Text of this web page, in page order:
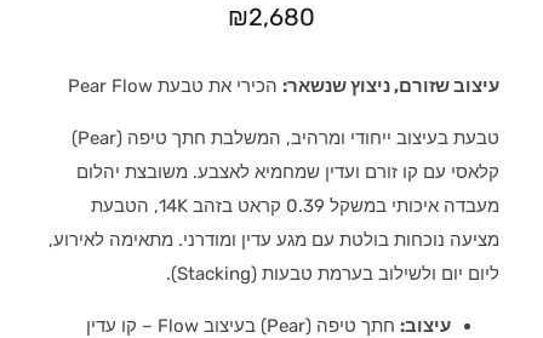
₪2,680
עיצוב שזורם, ניצוץ שנשאר: הכירי את טבעת Pear Flow
טבעת בעיצוב ייחודי ומרהיב, המשלבת חתך טיפה (Pear)
קלאסי עם קו זורם ועדין שמחמיא לאצבע. משובצת יהלום
מעבדה איכותי במשקל 0.39 קראט בזהב 14K, הטבעת
מציעה נוכחות בולטת עם מגע עדין ומודרני. מתאימה לאירוע,
ליום יום ולשילוב בערמת טבעות (Stacking).
עיצוב:
חתך טיפה (Pear) בעיצוב Flow – קו עדין